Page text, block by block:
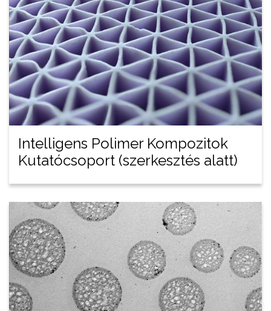
Intelligens Polimer Kompozitok
Kutatócsoport (szerkesztés alatt)